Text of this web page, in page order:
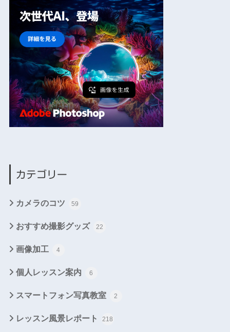
カテゴリー
カメラのコツ 59
おすすめ撮影グッズ 22
画像加工 4
個人レッスン案内 6
スマートフォン写真教室 2
レッスン風景レポート 218